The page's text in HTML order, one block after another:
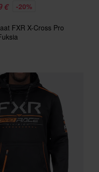
€ -20%
FXR X-Cross Pro